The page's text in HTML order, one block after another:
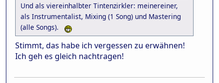
Und als viereinhalbter Tintenzirkler: meinereiner,
als Instrumentalist, Mixing (1 Song) und Mastering
(alle Songs).
Stimmt, das habe ich vergessen zu erwähnen!
Ich geh es gleich nachtragen!